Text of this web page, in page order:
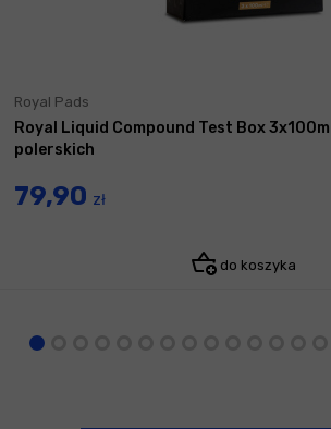
Royal Pads
Royal Liquid Compound Test Box
polerskich
79,90 zł
do koszyka